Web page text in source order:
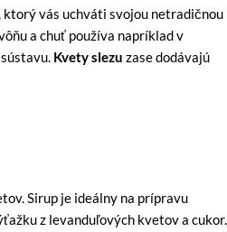
ktorý vás uchváti svojou netradičnou
a chuť používa napríklad v
Kvety slezu zase dodávajú
Sirup je ideálny na prípravu
z levanduľových kvetov a cukor.